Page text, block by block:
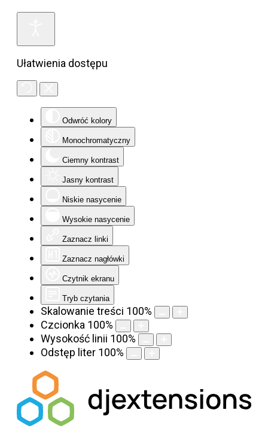
Ułatwienia dostępu
Odwróć kolory
Monochromatyczny
Ciemny kontrast
Jasny kontrast
Niskie nasycenie
Wysokie nasycenie
Zaznacz linki
Zaznacz nagłówki
Czytnik ekranu
Tryb czytania
Skalowanie treści 100%
Czcionka 100%
Wysokość linii 100%
Odstęp liter 100%